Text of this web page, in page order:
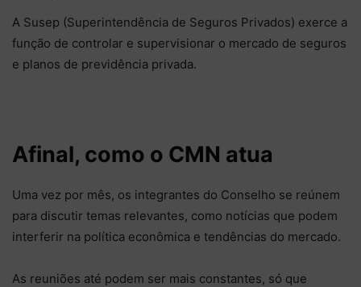
A Susep (Superintendência de Seguros Privados) exerce a
função de controlar e supervisionar o mercado de seguros
e planos de previdência privada.
Afinal, como o CMN atua
Uma vez por mês, os integrantes do Conselho se reúnem
para discutir temas relevantes, como notícias que podem
interferir na política econômica e tendências do mercado.
As reuniões até podem ser mais constantes, só que